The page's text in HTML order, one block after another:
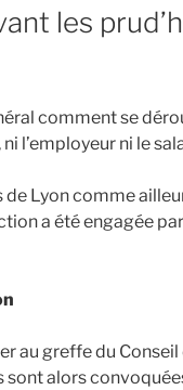
les
comment se
ni l’employeur ni le
de Lyon comme
a été engagée
au greffe du
alors